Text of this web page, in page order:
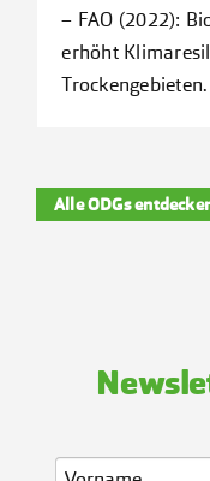
– FAO (2022):
erhöht
Trockengebieten.
Alle ODGs